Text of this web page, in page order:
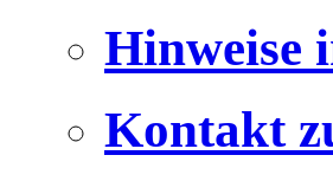
Hinweise
Kontakt